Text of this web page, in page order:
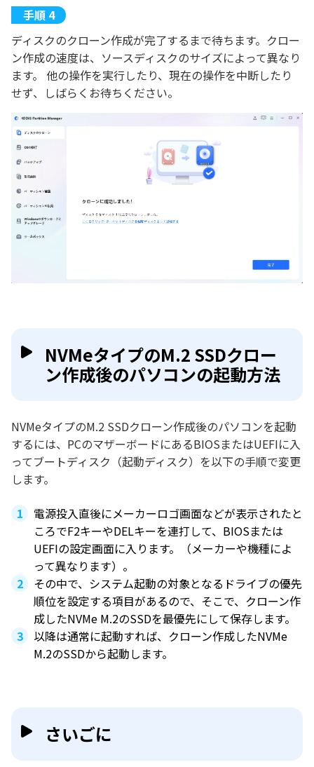
ディスクのクローン作成が完了するまで待ちます。クロー
ン作成の速度は、ソースディスクのサイズによって異なり
ます。 他の操作を実行したり、現在の操作を中断したり
せず、しばらくお待ちください。
NVMeタイプのM.2 SSDクロー
ン作成後のパソコンの起動方法
NVMeタイプのM.2 SSDクローン作成後のパソコンを起動
するには、PCのマザーボードにあるBIOSまたはUEFIに入
ってブートディスク（起動ディスク）を以下の手順で変更
します。
電源投入直後にメーカーロゴ画面などが表示されたと
ころでF2キーやDELキーを連打して、BIOSまたは
UEFIの設定画面に入ります。（メーカーや機種によ
って異なります）。
その中で、システム起動の対象となるドライブの優先
順位を設定する項目があるので、そこで、クローン作
成したNVMe M.2のSSDを最優先にして保存します。
以降は通常に起動すれば、クローン作成したNVMe
M.2のSSDから起動します。
さいごに